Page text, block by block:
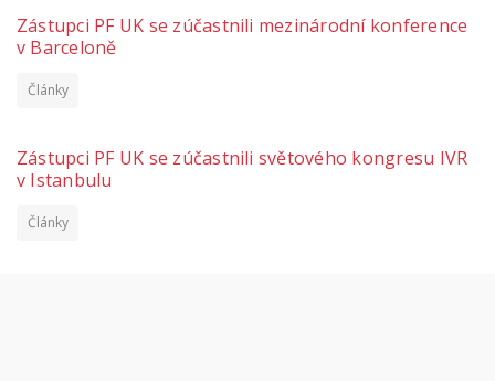
Zástupci PF UK se zúčastnili mezinárodní konference
v Barceloně
Články
Zástupci PF UK se zúčastnili světového kongresu IVR
v Istanbulu
Články